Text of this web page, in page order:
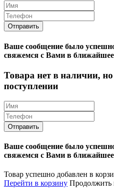
Ваше сообщение было
свяжемся с Вами в
Товара нет в наличии,
поступлении
Ваше сообщение было
свяжемся с Вами в
Товар успешно добавлен в
Перейти в корзину Продолжить